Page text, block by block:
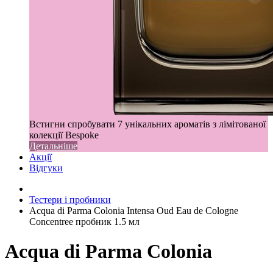
Встигни спробувати 7 унікальних ароматів з лімітованої
колекції Bespoke
Детальніше
Акції
Відгуки
Тестери і пробники
Acqua di Parma Colonia Intensa Oud Eau de Cologne
Concentree пробник 1.5 мл
Acqua di Parma Colonia